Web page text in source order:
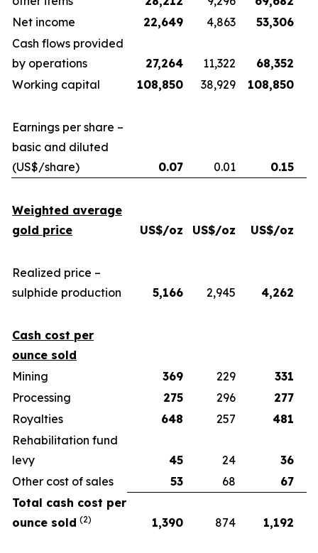
Net income
22,649 4,863 53,306
Cash flows provided
by operations
27,264 11,322 68,352
Working capital
108,850 38,929 108,850
Earnings per share –
basic and diluted
(US$/share)
0.07 0.01 0.15
Weighted average
gold price
US$/oz US$/oz US$/oz
Realized price –
sulphide production
5,166 2,945 4,262
Cash cost per
ounce sold
Mining
369 229
331
Processing
275 296
277
Royalties
648 257
481
Rehabilitation fund
levy
45 24
36
Other cost of sales
53 68
67
Total cash cost per
ounce sold (2) 1,390 874 1,192